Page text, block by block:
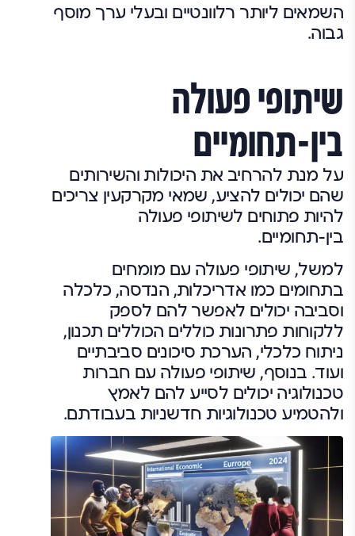
השמאים ליותר רלוונטיים ובעלי ערך מוסף
גבוה.
שיתופי פעולה
בין-תחומיים
על מנת להרחיב את היכולות והשירותים
שהם יכולים להציע, שמאי מקרקעין צריכים
להיות פתוחים לשיתופי פעולה
בין-תחומיים.
למשל, שיתופי פעולה עם מומחים
בתחומים כמו אדריכלות, הנדסה, כלכלה
וסביבה יכולים לאפשר להם לספק
ללקוחות פתרונות כוללים הכוללים תכנון,
ניתוח כלכלי, הערכת סיכונים סביבתיים
ועוד. בנוסף, שיתופי פעולה עם חברות
טכנולוגיה יכולים לסייע להם לאמץ
ולהטמיע טכנולוגיות חדשניות בעבודתם.